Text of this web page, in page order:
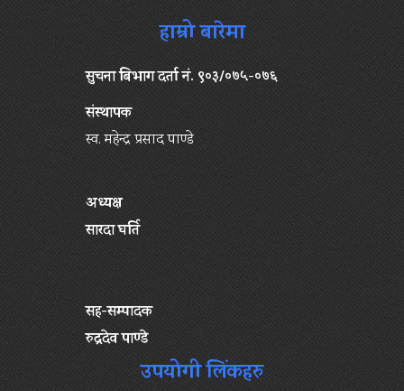
हाम्रो बारेमा
सुचना बिभाग दर्ता नं. ९०३/०७५-०७६
संस्थापक
स्व. महेन्द्र प्रसाद पाण्डे
अध्यक्ष
सारदा घर्ति
सह-सम्पादक
रुद्रदेव पाण्डे
उपयोगी लिंकहरु